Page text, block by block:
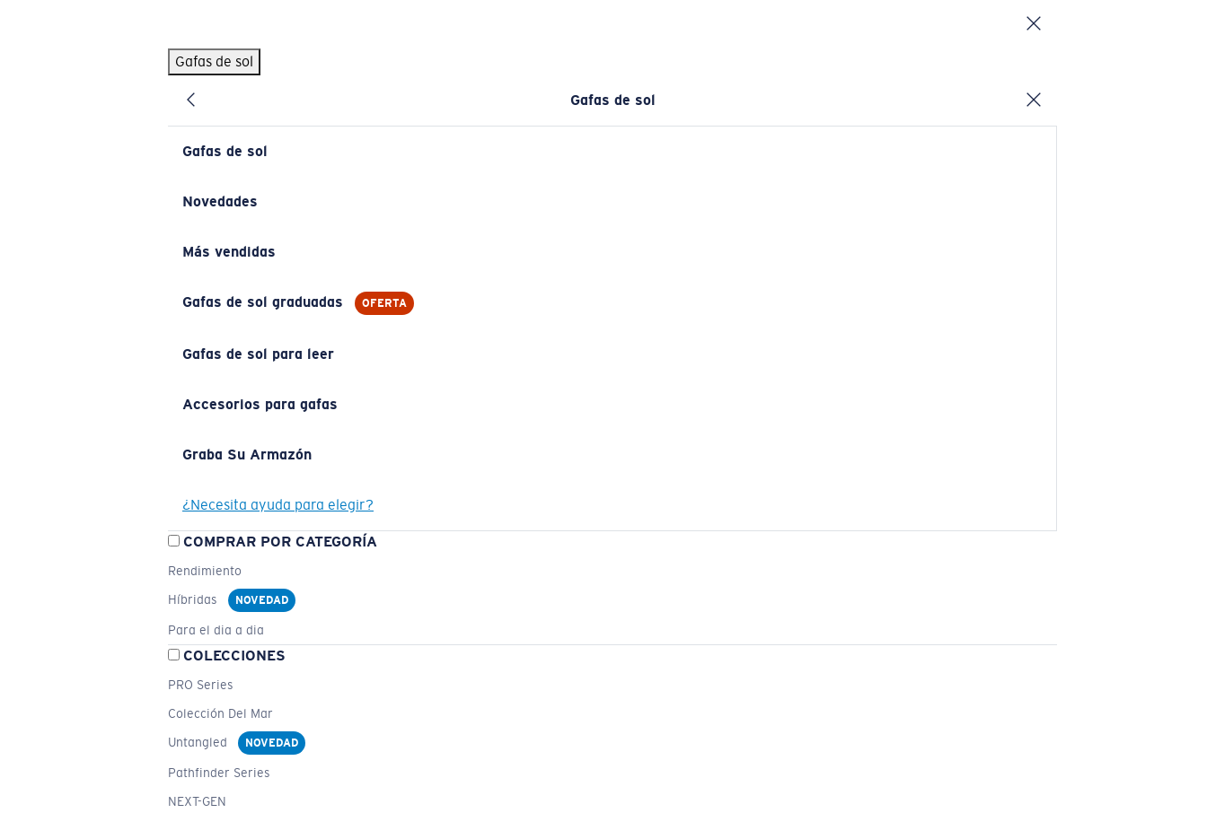
Gafas de sol
Gafas de sol
Gafas de sol
Novedades
Más vendidas
Gafas de sol graduadas OFERTA
Gafas de sol para leer
Accesorios para gafas
Graba Su Armazón
¿Necesita ayuda para elegir?
COMPRAR POR CATEGORÍA
Rendimiento
Híbridas
NOVEDAD
Para el dia a dia
COLECCIONES
PRO Series
Colección Del Mar
Untangled
NOVEDAD
Pathfinder Series
NEXT-GEN
BÚSQUEDAS POPULARES
Pilothouse PRO Limited Edition Pack
Gafas de sol personalizadas
Los más vendidos de gafas de sol